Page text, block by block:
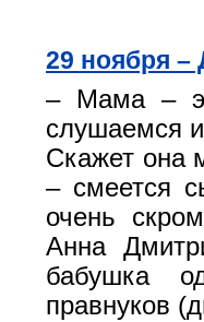
29 ноября –
– Мама –
слушаемся и
Скажет она
– смеется
очень
Анна
бабушка
правнуков